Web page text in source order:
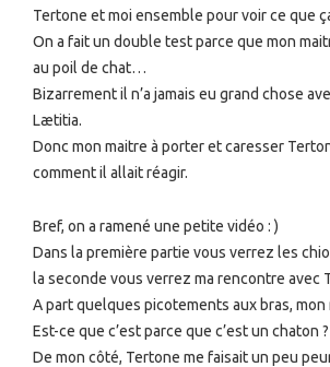
Tertone et moi ensemble pour voir ce que
On a fait un double test parce que mon
au poil de chat…
Bizarrement il n’a jamais eu grand chose
Lætitia.
Donc mon maitre à porter et caresser
comment il allait réagir.
Bref, on a ramené une petite vidéo : )
Dans la première partie vous verrez les
la seconde vous verrez ma rencontre avec
A part quelques picotements aux bras, mon
Est-ce que c’est parce que c’est un chaton
De mon côté, Tertone me faisait un peu